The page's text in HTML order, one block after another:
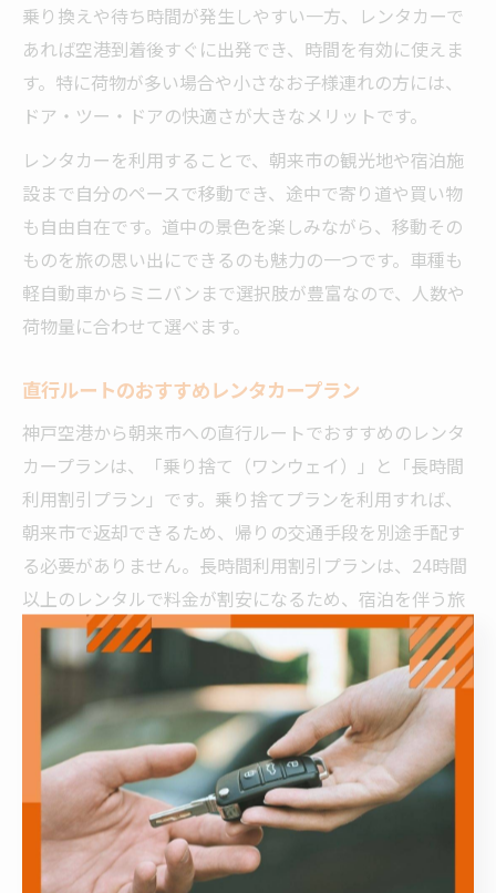
乗り換えや待ち時間が発生しやすい一方、レンタカーで
あれば空港到着後すぐに出発でき、時間を有効に使えま
す。特に荷物が多い場合や小さなお子様連れの方には、
ドア・ツー・ドアの快適さが大きなメリットです。
レンタカーを利用することで、朝来市の観光地や宿泊施
設まで自分のペースで移動でき、途中で寄り道や買い物
も自由自在です。道中の景色を楽しみながら、移動その
ものを旅の思い出にできるのも魅力の一つです。車種も
軽自動車からミニバンまで選択肢が豊富なので、人数や
荷物量に合わせて選べます。
直行ルートのおすすめレンタカープラン
神戸空港から朝来市への直行ルートでおすすめのレンタ
カープランは、「乗り捨て（ワンウェイ）」と「長時間
利用割引プラン」です。乗り捨てプランを利用すれば、
朝来市で返却できるため、帰りの交通手段を別途手配す
る必要がありません。長時間利用割引プランは、24時間
以上のレンタルで料金が割安になるため、宿泊を伴う旅
行にも適しています。
レンタカー会社によっては、燃費の良いコンパクトカー
や高速道路利用に適した車種も選べます。高速道路の利
用を前提にしたプランでは、ETCカードの貸出サービス
も活用できます。旅行の予定や人数に合わせて、最適な
プランを選ぶことでコストパフォーマンスを高められま
す。